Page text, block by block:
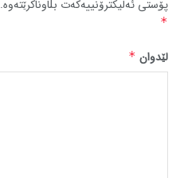
پۆستی ئەلیکترۆنییەکەت بڵاوناکرێتەوە.
*
لێدوان *